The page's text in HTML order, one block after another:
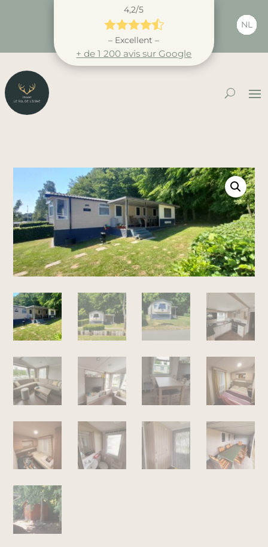
4,2/5

– Excellent –
+ de 1 200 avis sur Google
NL